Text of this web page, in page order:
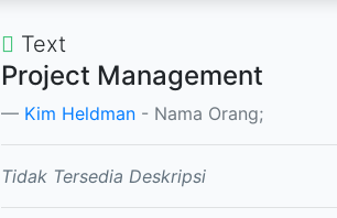
Text
Project Management
Kim Heldman - Nama Orang;
Tidak Tersedia Deskripsi